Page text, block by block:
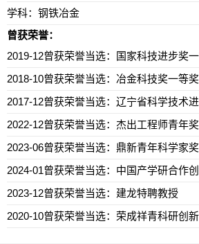
学科：钢铁冶金
曾获荣誉：
2019-12曾获荣誉当选：国家科技进步奖
2018-10曾获荣誉当选：冶金科技奖一等奖
2017-12曾获荣誉当选：辽宁省科学技术
2022-12曾获荣誉当选：杰出工程师青年奖
2023-06曾获荣誉当选：鼎新青年科学家奖
2024-01曾获荣誉当选：中国产学研合作
2023-12曾获荣誉当选：建龙特聘教授
2020-10曾获荣誉当选：荣成祥青科研创